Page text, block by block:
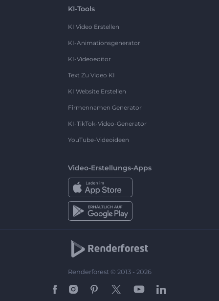
KI-Tools
KI Video Erstellen
KI-Animationsgenerator
KI-Videoeditor
Text Zu Video KI
KI Website Erstellen
Firmennamen Generator
KI-TikTok-Video-Generator
YouTube-Videoideen
Video-Erstellungs-Apps
Renderforest © 2013 - 2026